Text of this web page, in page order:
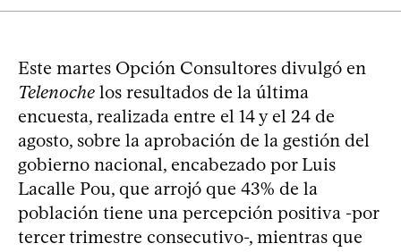
Este martes Opción Consultores divulgó en
Telenoche los resultados de la última
encuesta, realizada entre el 14 y el 24 de
agosto, sobre la aprobación de la gestión del
gobierno nacional, encabezado por Luis
Lacalle Pou, que arrojó que 43% de la
población tiene una percepción positiva -por
tercer trimestre consecutivo-, mientras que